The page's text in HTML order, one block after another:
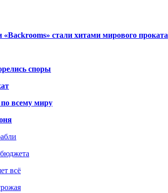
стали хитами мирового проката
споры
всему миру
всё